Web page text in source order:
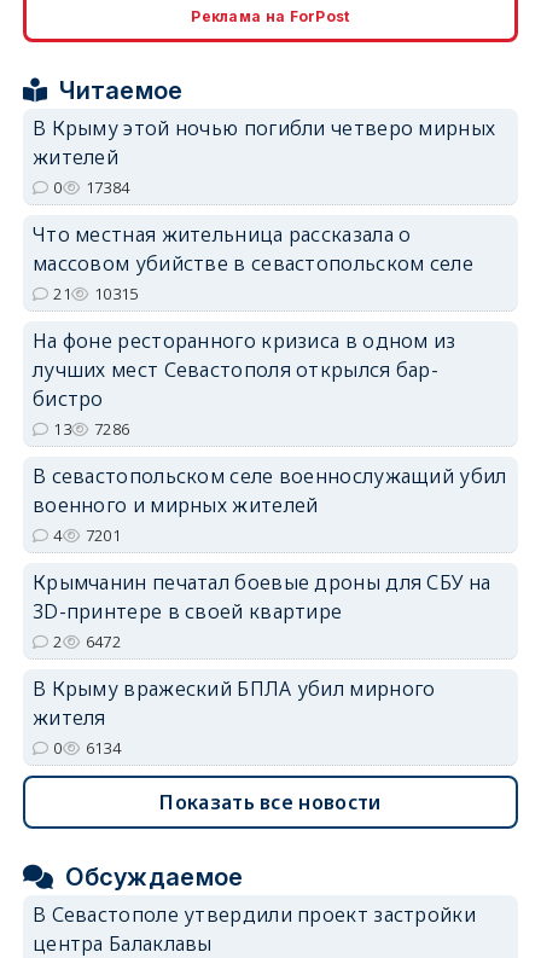
Реклама на ForPost
Читаемое
В Крыму этой ночью погибли четверо мирных
жителей
0 17384
Что местная жительница рассказала о
массовом убийстве в севастопольском селе
21 10315
На фоне ресторанного кризиса в одном из
лучших мест Севастополя открылся бар-
бистро
13 7286
В севастопольском селе военнослужащий убил
военного и мирных жителей
4 7201
Крымчанин печатал боевые дроны для СБУ на
3D-принтере в своей квартире
2 6472
В Крыму вражеский БПЛА убил мирного
жителя
0 6134
Показать все новости
Обсуждаемое
В Севастополе утвердили проект застройки
центра Балаклавы